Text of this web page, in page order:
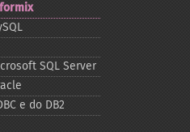
SQL Server
e do DB2